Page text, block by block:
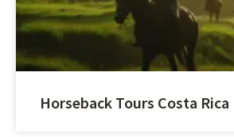
Horseback Tours Costa Rica